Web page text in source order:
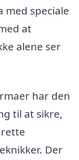
med speciale
at
alene ser
har den
til at sikre,
Der